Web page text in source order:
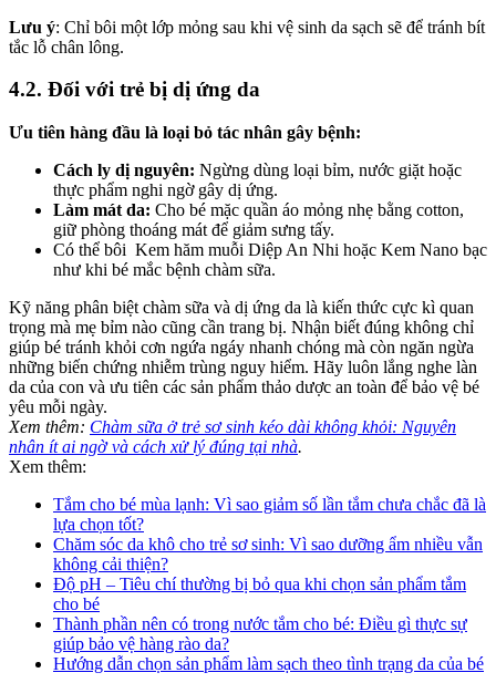
Lưu ý: Chỉ bôi một lớp mỏng sau khi vệ sinh da sạch sẽ để tránh bít
tắc lỗ chân lông.
4.2. Đối với trẻ bị dị ứng da
Ưu tiên hàng đầu là loại bỏ tác nhân gây bệnh:
Cách ly dị nguyên: Ngừng dùng loại bỉm, nước giặt hoặc
thực phẩm nghi ngờ gây dị ứng.
Làm mát da: Cho bé mặc quần áo mỏng nhẹ bằng cotton,
giữ phòng thoáng mát để giảm sưng tấy.
Có thể bôi Kem hăm muỗi Diệp An Nhi hoặc Kem Nano bạc
như khi bé mắc bệnh chàm sữa.
Kỹ năng phân biệt chàm sữa và dị ứng da là kiến thức cực kì quan
trọng mà mẹ bỉm nào cũng cần trang bị. Nhận biết đúng không chỉ
giúp bé tránh khỏi cơn ngứa ngáy nhanh chóng mà còn ngăn ngừa
những biến chứng nhiễm trùng nguy hiểm. Hãy luôn lắng nghe làn
da của con và ưu tiên các sản phẩm thảo dược an toàn để bảo vệ bé
yêu mỗi ngày.
Xem thêm: Chàm sữa ở trẻ sơ sinh kéo dài không khỏi: Nguyên
nhân ít ai ngờ và cách xử lý đúng tại nhà.
Xem thêm:
Tắm cho bé mùa lạnh: Vì sao giảm số lần tắm chưa chắc đã là
lựa chọn tốt?
Chăm sóc da khô cho trẻ sơ sinh: Vì sao dưỡng ẩm nhiều vẫn
không cải thiện?
Độ pH – Tiêu chí thường bị bỏ qua khi chọn sản phẩm tắm
cho bé
Thành phần nên có trong nước tắm cho bé: Điều gì thực sự
giúp bảo vệ hàng rào da?
Hướng dẫn chọn sản phẩm làm sạch theo tình trạng da của bé